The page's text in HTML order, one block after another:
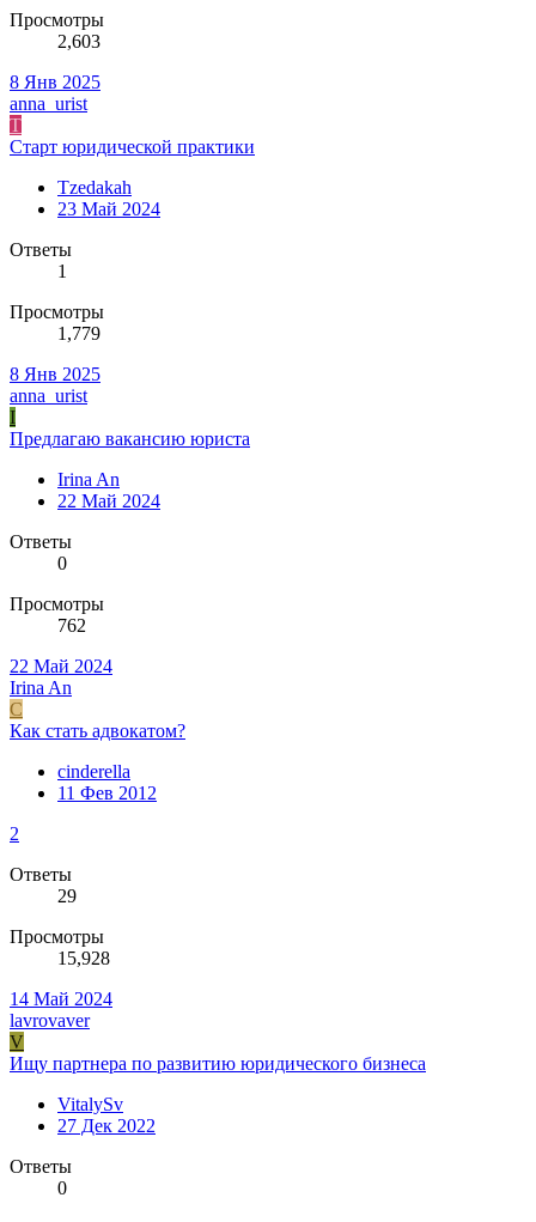
Просмотры
2,603
8 Янв 2025
anna_urist
T
Старт юридической практики
Tzedakah
23 Май 2024
Ответы
1
Просмотры
1,779
8 Янв 2025
anna_urist
I
Предлагаю вакансию юриста
Irina An
22 Май 2024
Ответы
0
Просмотры
762
22 Май 2024
Irina An
С
Как стать адвокатом?
сinderellа
11 Фев 2012
2
Ответы
29
Просмотры
15,928
14 Май 2024
lavrovaver
V
Ищу партнера по развитию юридического бизнеса
VitalySv
27 Дек 2022
Ответы
0